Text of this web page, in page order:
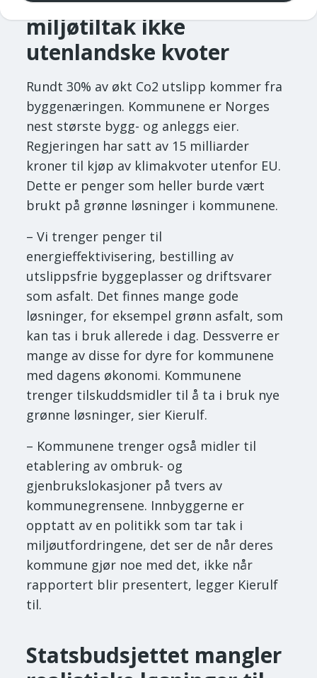
miljøtiltak ikke
utenlandske kvoter
Rundt 30% av økt Co2 utslipp kommer fra
byggenæringen. Kommunene er Norges
nest største bygg- og anleggs eier.
Regjeringen har satt av 15 milliarder
kroner til kjøp av klimakvoter utenfor EU.
Dette er penger som heller burde vært
brukt på grønne løsninger i kommunene.
– Vi trenger penger til
energieffektivisering, bestilling av
utslippsfrie byggeplasser og driftsvarer
som asfalt. Det finnes mange gode
løsninger, for eksempel grønn asfalt, som
kan tas i bruk allerede i dag. Dessverre er
mange av disse for dyre for kommunene
med dagens økonomi. Kommunene
trenger tilskuddsmidler til å ta i bruk nye
grønne løsninger, sier Kierulf.
– Kommunene trenger også midler til
etablering av ombruk- og
gjenbrukslokasjoner på tvers av
kommunegrensene. Innbyggerne er
opptatt av en politikk som tar tak i
miljøutfordringene, det ser de når deres
kommune gjør noe med det, ikke når
rapportert blir presentert, legger Kierulf
til.
Statsbudsjettet mangler